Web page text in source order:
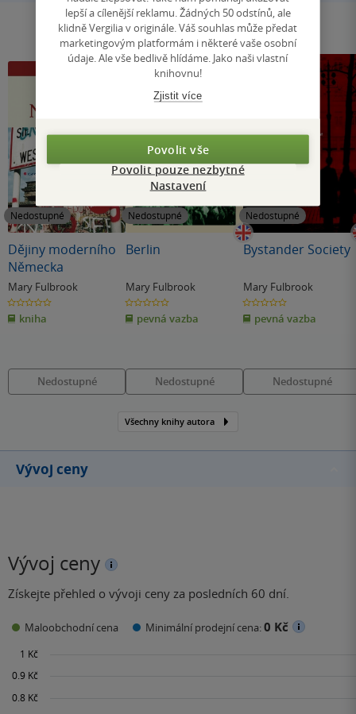
Nedostupné
Dějiny moderního
Německa
Mary Fulbrook
0.0
z
5
hvězdiček
kniha
Nedostupné
Nedostupné
Berlin
Mary Fulbrook
0.0
z
5
hvězdiček
pevná vazba
Nedostupné
Nedostupné
Bystander Society
Mary Fulbrook
0.0
z
5
hvězdiček
pevná vazba
Nedostupné
Všechny knihy autora
Vývoj ceny
Vývoj ceny
Získejte přehled o vývoji ceny za posledních 60 dní.
Maloobchodní cena Minimální prodejní cena:0 Kč
lepší a cílenější reklamu. Žádných 50 odstínů, ale
klidně Vergilia v originále. Váš souhlas může předat
marketingovým platformám i některé vaše osobní
údaje. Ale vše bedlivě hlídáme. Jako naši vlastní
knihovnu!
Zjistit více
Povolit vše
Povolit pouze nezbytné
Nastavení